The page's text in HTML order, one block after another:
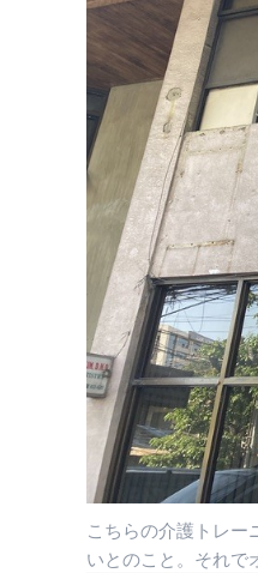
こちらの介護トレー
いとのこと。それで